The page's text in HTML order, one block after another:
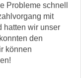
Probleme schnell
mit
hatten wir unser
den
können